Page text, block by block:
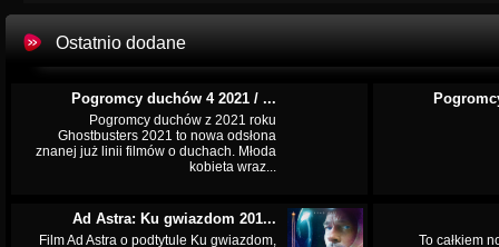
Ostatnio dodane
Pogromcy duchów 4 2021 / ...
Pogromcy duchów z 2021 roku
Ghostbusters 2021 to nowa odsłona
znanej już linii filmów o duchach. Młoda
kobieta wraz...
Ad Astra: Ku gwiazdom 201...
Film Ad Astra o podtytule Ku gwiazdom,
To całkiem